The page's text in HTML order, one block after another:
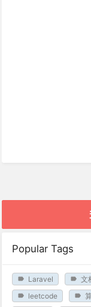
Popular Tags
Laravel 文
leetcode